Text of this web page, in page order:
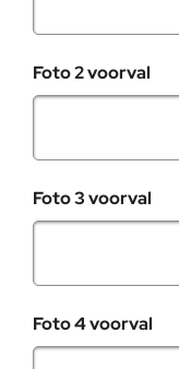
Foto 2 voorval
Foto 3 voorval
Foto 4 voorval